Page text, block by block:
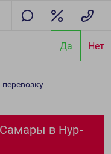
Да Нет
перевозку
Самары в Нур-